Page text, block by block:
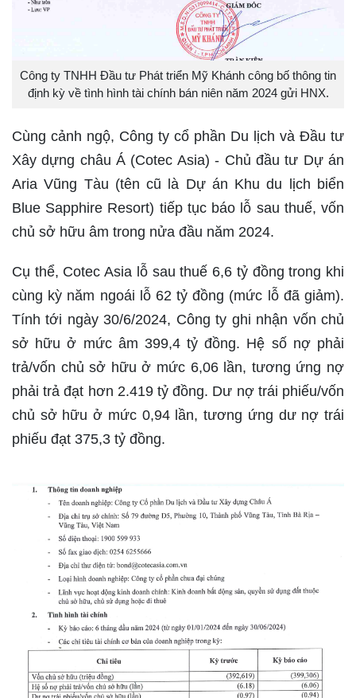
Công ty TNHH Đầu tư Phát triển Mỹ Khánh công bố thông tin
định kỳ về tình hình tài chính bán niên năm 2024 gửi HNX.
Cùng cảnh ngộ, Công ty cổ phần Du lịch và Đầu tư
Xây dựng châu Á (Cotec Asia) - Chủ đầu tư Dự án
Aria Vũng Tàu (tên cũ là Dự án Khu du lịch biển
Blue Sapphire Resort) tiếp tục báo lỗ sau thuế, vốn
chủ sở hữu âm trong nửa đầu năm 2024.
Cụ thể, Cotec Asia lỗ sau thuế 6,6 tỷ đồng trong khi
cùng kỳ năm ngoái lỗ 62 tỷ đồng (mức lỗ đã giảm).
Tính tới ngày 30/6/2024, Công ty ghi nhận vốn chủ
sở hữu ở mức âm 399,4 tỷ đồng. Hệ số nợ phải
trả/vốn chủ sở hữu ở mức 6,06 lần, tương ứng nợ
phải trả đạt hơn 2.419 tỷ đồng. Dư nợ trái phiếu/vốn
chủ sở hữu ở mức 0,94 lần, tương ứng dư nợ trái
phiếu đạt 375,3 tỷ đồng.